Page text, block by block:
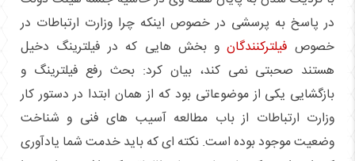
در پاسخ به پرسشی در خصوص اینکه چرا وزارت ارتباطات در
خصوص فیلترکنندگانو بخش هایی که در فیلترینگ دخیل
هستند صحبتی نمی کند، بیان کرد: بحث رفع فیلترینگ و
بازگشایی یکی از موضوعاتی بود که از همان ابتدا در دستور کار
وزارت ارتباطات از باب مطالعه آسیب های فنی و شناخت
وضعیت موجود بوده است. نکته ای که باید خدمت شما یادآوری